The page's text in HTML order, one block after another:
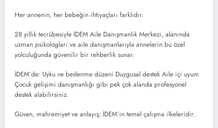
Her annenin, her bebeğin ihtiyaçları farklıdır.
28 yıllık tecrübesiyle İDEM Aile Danışmanlık Merkezi, alanında
uzman psikologları ve aile danışmanlarıyla annelerin bu özel
yolculuğunda güvenilir bir rehberlik sunar.
İDEM’de: Uyku ve beslenme düzeni Duygusal destek Aile içi uyum
Çocuk gelişimi danışmanlığı gibi pek çok alanda profesyonel
destek alabilirsiniz.
Güven, mahremiyet ve anlayış; İDEM’in temel çalışma ilkeleridir.